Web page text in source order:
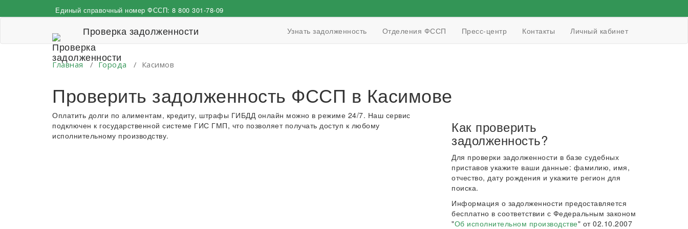
к
Единый справочный номер ФССП: 8 800 301-78-09
Проверка задолженности Узнать задолженность Отделения ФССП Пресс-центр Контакты Личный кабинет
Главная / Города / Касимов
Проверить задолженность ФССП в Касимове
Оплатить долги по алиментам, кредиту, штрафы ГИБДД онлайн можно в режиме 24/7. Наш сервис
подключен к государственной системе ГИС ГМП, что позволяет получать доступ к любому
исполнительному производству.
Как проверить
задолженность?
Для проверки задолженности в базе судебных
приставов укажите ваши данные: фамилию, имя,
отчество, дату рождения и укажите регион для
поиска.
Информация о задолженности предоставляется
бесплатно в соответствии с Федеральным законом
"Об исполнительном производстве" от 02.10.2007